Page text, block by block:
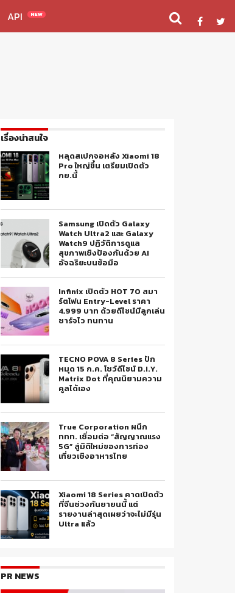
API NEW
เรื่องน่าสนใจ
หลุดสเปกจอหลัง Xiaomi 18
Pro ใหญ่ขึ้น เตรียมเปิดตัว
กย.นี้
Samsung เปิดตัว Galaxy
Watch Ultra2 และ Galaxy
Watch9 ปฏิวัติการดูแล
สุขภาพเชิงป้องกันด้วย AI
อัจฉริยะบนข้อมือ
Infinix เปิดตัว HOT 70 สมา
ร์ตโฟน Entry-Level ราคา
4,999 บาท ด้วยดีไซน์มีลูกเล่น
ชาร์จไว ทนทาน
TECNO POVA 8 Series ปัก
หมุด 15 ก.ค. โชว์ดีไซน์ D.I.Y.
Matrix Dot ที่คุณนิยามความ
คูลได้เอง
True Corporation ผนึก
ททท. เชื่อมต่อ “สัญญาณแรง
5G” สู่มิติใหม่ของการท่อง
เที่ยวเชิงอาหารไทย
Xiaomi 18 Series คาดเปิดตัว
ที่จีนช่วงกันยายนนี้ แต่
รายงานล่าสุดเผยว่าจะไม่มีรุ่น
Ultra แล้ว
PR NEWS